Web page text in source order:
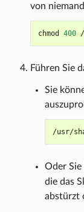
von
chmod 400
Führen Sie
Sie
/usr/
Oder Sie
die das
abstürzt